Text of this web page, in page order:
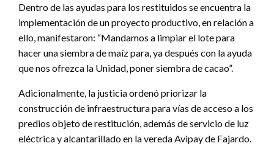
Dentro de las ayudas para los restituidos se encuentra la
implementación de un proyecto productivo, en relación a
ello, manifestaron: “Mandamos a limpiar el lote para
hacer una siembra de maíz para, ya después con la ayuda
que nos ofrezca la Unidad, poner siembra de cacao”.
Adicionalmente, la justicia ordenó priorizar la
construcción de infraestructura para vías de acceso a los
predios objeto de restitución, además de servicio de luz
eléctrica y alcantarillado en la vereda Avipay de Fajardo.